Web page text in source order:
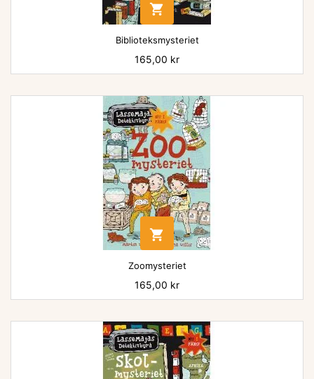

Biblioteksmysteriet
Pris
165,00 kr

Zoomysteriet
Pris
165,00 kr